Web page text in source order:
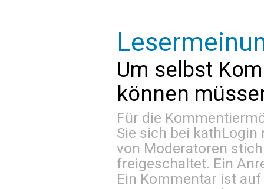
Um selbst
können
Für die
Sie sich bei kathLogin
von Moderatoren
freigeschaltet. Ein
Ein Kommentar ist